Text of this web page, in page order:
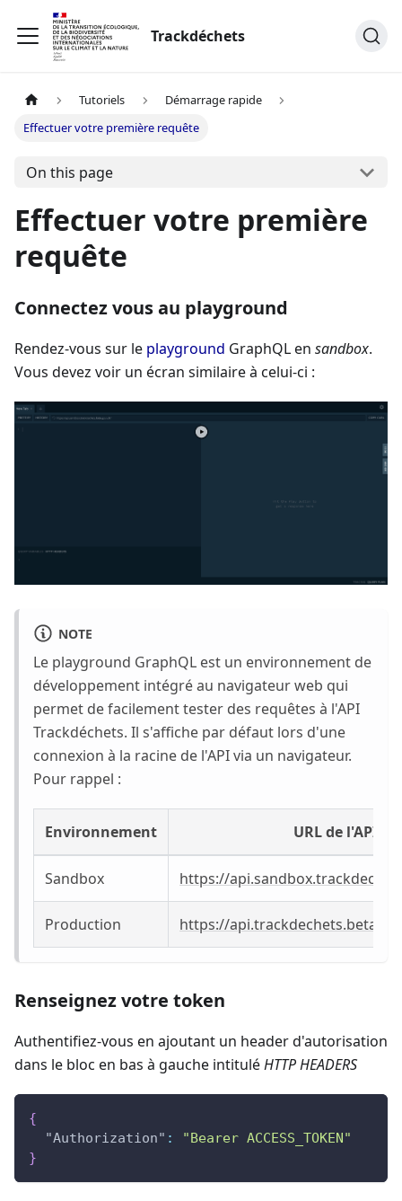
Trackdéchets
Tutoriels
Démarrage rapide
Effectuer votre première requête
On this page
Effectuer votre première
requête
Connectez vous au playground
Rendez-vous sur le playground GraphQL en sandbox.
Vous devez voir un écran similaire à celui-ci :
NOTE
Le playground GraphQL est un environnement de
développement intégré au navigateur web qui
permet de facilement tester des requêtes à l'API
Trackdéchets. Il s'affiche par défaut lors d'une
connexion à la racine de l'API via un navigateur.
Pour rappel :
Environnement URL de l'API
Sandbox https://
Production https://
Renseignez votre token
Authentifiez-vous en ajoutant un header d'autorisation
dans le bloc en bas à gauche intituléHTTP HEADERS
{
"Authorization" :
"Bearer ACCESS_TOKEN"
}